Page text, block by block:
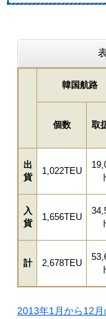
韓国航路
個数 取
出
貨
1,022TEU
入
貨
1,656TEU
計 2,678TEU
2013年1月から12